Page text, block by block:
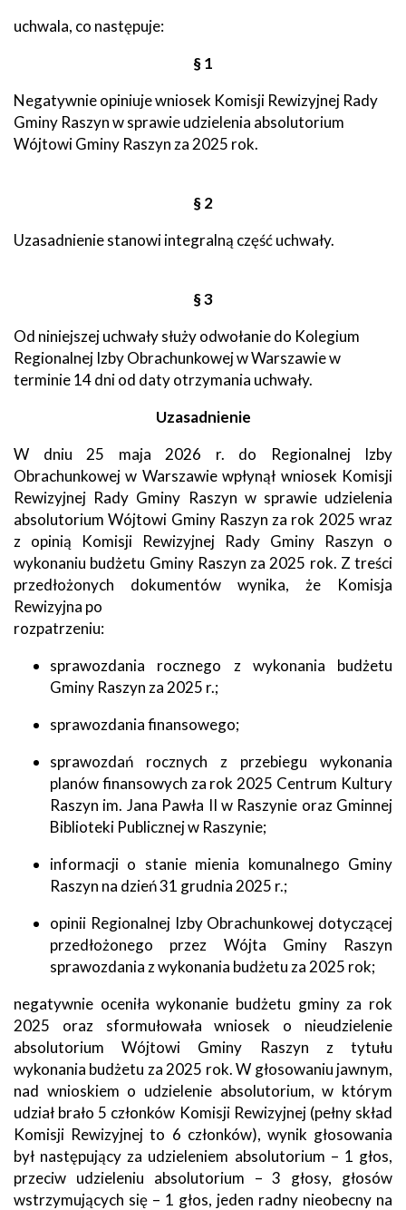
uchwala, co następuje:
§ 1
Negatywnie opiniuje wniosek Komisji Rewizyjnej Rady
Gminy Raszyn w sprawie udzielenia absolutorium
Wójtowi Gminy Raszyn za 2025 rok.
§ 2
Uzasadnienie stanowi integralną część uchwały.
§ 3
Od niniejszej uchwały służy odwołanie do Kolegium
Regionalnej Izby Obrachunkowej w Warszawie w
terminie 14 dni od daty otrzymania uchwały.
Uzasadnienie
W dniu 25 maja 2026 r. do Regionalnej Izby
Obrachunkowej w Warszawie wpłynął wniosek Komisji
Rewizyjnej Rady Gminy Raszyn w sprawie udzielenia
absolutorium Wójtowi Gminy Raszyn za rok 2025 wraz
z opinią Komisji Rewizyjnej Rady Gminy Raszyn o
wykonaniu budżetu Gminy Raszyn za 2025 rok. Z treści
przedłożonych dokumentów wynika, że Komisja
Rewizyjna po
rozpatrzeniu:
sprawozdania rocznego z wykonania budżetu
Gminy Raszyn za 2025 r.;
sprawozdania finansowego;
sprawozdań rocznych z przebiegu wykonania
planów finansowych za rok 2025 Centrum Kultury
Raszyn im. Jana Pawła II w Raszynie oraz Gminnej
Biblioteki Publicznej w Raszynie;
informacji o stanie mienia komunalnego Gminy
Raszyn na dzień 31 grudnia 2025 r.;
opinii Regionalnej Izby Obrachunkowej dotyczącej
przedłożonego przez Wójta Gminy Raszyn
sprawozdania z wykonania budżetu za 2025 rok;
negatywnie oceniła wykonanie budżetu gminy za rok
2025 oraz sformułowała wniosek o nieudzielenie
absolutorium Wójtowi Gminy Raszyn z tytułu
wykonania budżetu za 2025 rok. W głosowaniu jawnym,
nad wnioskiem o udzielenie absolutorium, w którym
udział brało 5 członków Komisji Rewizyjnej (pełny skład
Komisji Rewizyjnej to 6 członków), wynik głosowania
był następujący za udzieleniem absolutorium – 1 głos,
przeciw udzieleniu absolutorium – 3 głosy, głosów
wstrzymujących się – 1 głos, jeden radny nieobecny na